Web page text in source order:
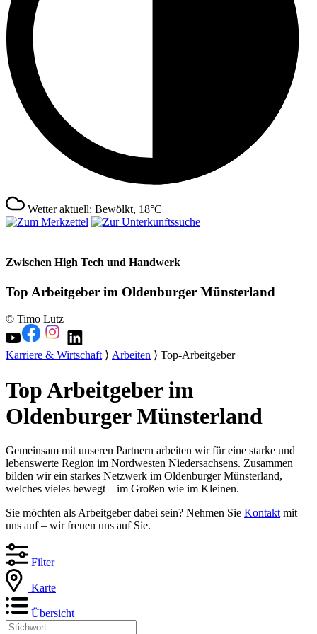
Wetter aktuell: Bewölkt, 18°C
Zwischen High Tech und Handwerk
Top Arbeitgeber im Oldenburger Münsterland
© Timo Lutz
Karriere & Wirtschaft⟩ Arbeiten ⟩ Top-Arbeitgeber
Top Arbeitgeber im
Oldenburger Münsterland
Gemeinsam mit unseren Partnern arbeiten wir für eine starke und
lebenswerte Region im Nordwesten Niedersachsens. Zusammen
bilden wir ein starkes Netzwerk im Oldenburger Münsterland,
welches vieles bewegt – im Großen wie im Kleinen.
Sie möchten als Arbeitgeber dabei sein? Nehmen Sie Kontakt mit
uns auf – wir freuen uns auf Sie.
Filter
Karte
Übersicht